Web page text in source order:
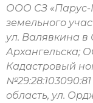
ООО СЗ «Парус-
земельного
ул. Валявкина в
Архангельска;
Кадастровый
область, ул.